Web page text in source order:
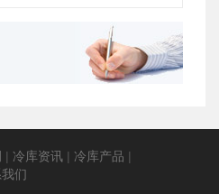
| 冷库资讯 | 冷库产品 |
们